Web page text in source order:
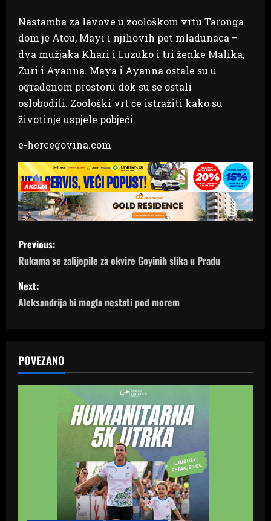
Nastamba za lavove u zoološkom vrtu Taronga
dom je Atou, Mayi i njihovih pet mladunaca –
dva mužjaka Khari i Luzuko i tri ženke Malika,
Zuri i Ayanna. Maya i Ayanna ostale su u
ograđenom prostoru dok su se ostali
oslobodili. Zoološki vrt će istražiti kako su
životinje uspjele pobjeći.
e-hercegovina.com
P
o
s
t
a
v
Previous:
Rukama se zalijepile za okvire Goyinih slika u Pradu
Next:
Aleksandrija bi mogla nestati pod morem
POVEZANO